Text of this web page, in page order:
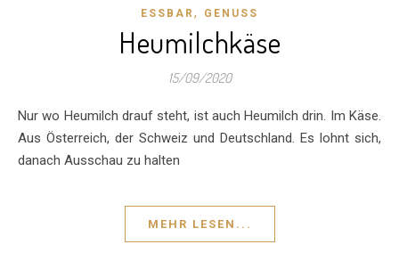
ESSBAR , GENUSS
Heumilchkäse
15/09/2020
Nur wo Heumilch drauf steht, ist auch Heumilch drin. Im Käse.
Aus Österreich, der Schweiz und Deutschland. Es lohnt sich,
danach Ausschau zu halten
MEHR LESEN...